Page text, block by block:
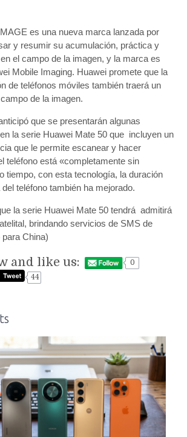
es una nueva marca lanzada por
y resumir su acumulación, práctica y
el campo de la imagen, y la marca es
Mobile Imaging. Huawei promete que la
de teléfonos móviles también traerá un
de la imagen.
que se presentarán algunas
la serie Huawei Mate 50 que incluyen un
que le permite escanear y hacer
teléfono está «completamente sin
tiempo, con esta tecnología, la duración
teléfono también ha mejorado.
la serie Huawei Mate 50 tendrá admitirá
brindando servicios de SMS de
China)
and like us:
0
44